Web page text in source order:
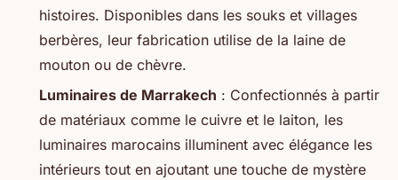
histoires. Disponibles dans les souks et villages
berbères, leur fabrication utilise de la laine de
mouton ou de chèvre.
Luminaires de Marrakech : Confectionnés à partir
de matériaux comme le cuivre et le laiton, les
luminaires marocains illuminent avec élégance les
intérieurs tout en ajoutant une touche de mystère